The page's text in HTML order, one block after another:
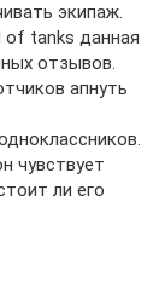
экипаж.
of tanks данная
отзывов.
апнуть
чувствует
ли его